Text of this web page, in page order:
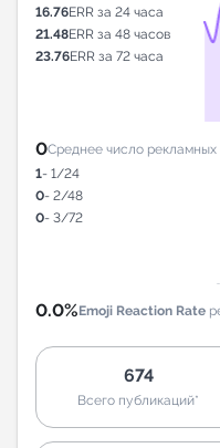
16.76ERR за 24 часа
21.48ERR за 48 часов
23.76ERR за 72 часа
0Среднее число
1- 1/24
0- 2/48
0- 3/72
0.0%Emoji Reaction Rate
674
Всего публикаций*